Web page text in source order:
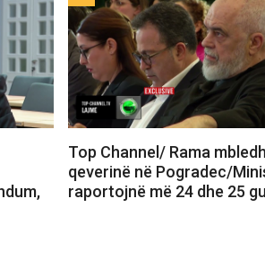
Top Channel/ Rama mbledh
qeverinë në Pogradec/
raportojnë më 24 dhe 25